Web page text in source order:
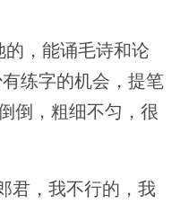
，能诵毛诗和论
练字的机会，提笔
倒，粗细不匀，很
君，我不行的，我